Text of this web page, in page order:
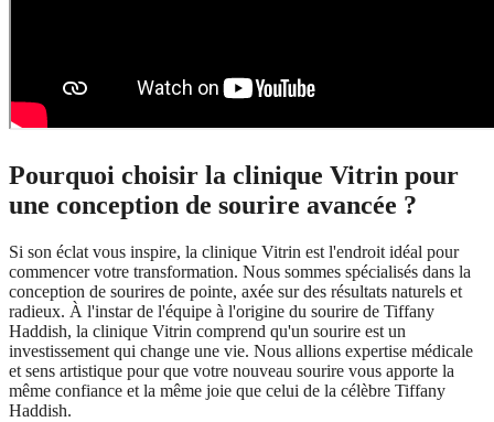
Pourquoi choisir la clinique Vitrin pour
une conception de sourire avancée ?
Si son éclat vous inspire, la clinique Vitrin est l'endroit idéal pour
commencer votre transformation. Nous sommes spécialisés dans la
conception de sourires de pointe, axée sur des résultats naturels et
radieux. À l'instar de l'équipe à l'origine du sourire de Tiffany
Haddish, la clinique Vitrin comprend qu'un sourire est un
investissement qui change une vie. Nous allions expertise médicale
et sens artistique pour que votre nouveau sourire vous apporte la
même confiance et la même joie que celui de la célèbre Tiffany
Haddish.